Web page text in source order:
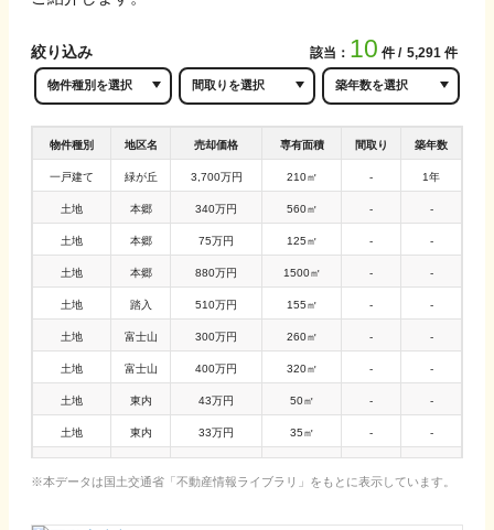
絞り込み 該当： 10 件 5,291 件
物件種別 地区名 売却価格 専有面積 間取り 築年数
一戸建て 緑が丘 3,700万円 210㎡ - 1年
土地 本郷 340万円 560㎡ - -
土地 本郷 75万円 125㎡ - -
土地 本郷 880万円 1500㎡ - -
土地 踏入 510万円 155㎡ - -
土地 富士山 300万円 260㎡ - -
土地 富士山 400万円 320㎡ - -
土地 東内 43万円 50㎡ - -
土地 東内 33万円 35㎡ - -
本データは国土交通省「不動産情報ライブラリ 」をもとに表示しています。